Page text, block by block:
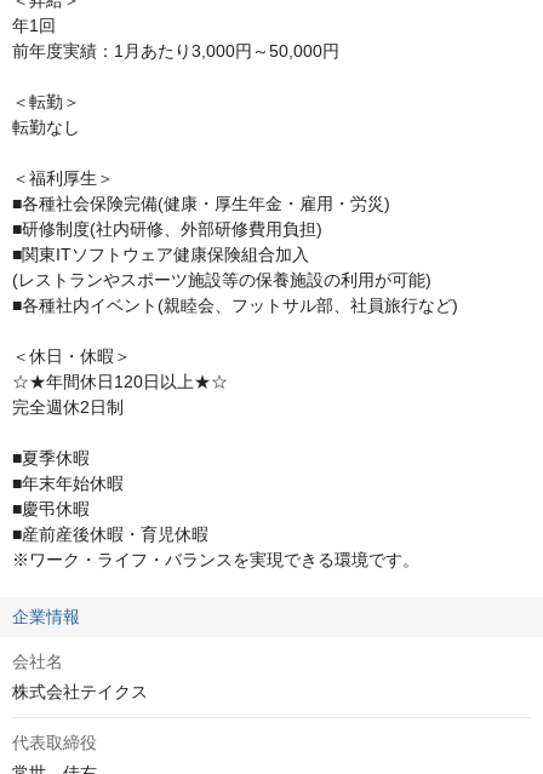
年1回
前年度実績：1月あたり3,000円～50,000円
＜転勤＞
転勤なし
＜福利厚生＞
■各種社会保険完備(健康・厚生年金・雇用・労災)
■研修制度(社内研修、外部研修費用負担)
■関東ITソフトウェア健康保険組合加入
(レストランやスポーツ施設等の保養施設の利用が可能)
■各種社内イベント(親睦会、フットサル部、社員旅行など)
＜休日・休暇＞
☆★年間休日120日以上★☆
完全週休2日制
■夏季休暇
■年末年始休暇
■慶弔休暇
■産前産後休暇・育児休暇
※ワーク・ライフ・バランスを実現できる環境です。
企業情報
会社名
株式会社テイクス
代表取締役